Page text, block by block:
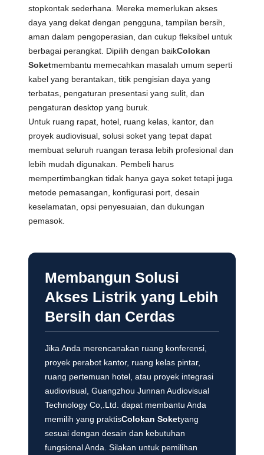
stopkontak sederhana. Mereka memerlukan akses
daya yang dekat dengan pengguna, tampilan bersih,
aman dalam pengoperasian, dan cukup fleksibel untuk
berbagai perangkat. Dipilih dengan baikColokan
Soketmembantu memecahkan masalah umum seperti
kabel yang berantakan, titik pengisian daya yang
terbatas, pengaturan presentasi yang sulit, dan
pengaturan desktop yang buruk.
Untuk ruang rapat, hotel, ruang kelas, kantor, dan
proyek audiovisual, solusi soket yang tepat dapat
membuat seluruh ruangan terasa lebih profesional dan
lebih mudah digunakan. Pembeli harus
mempertimbangkan tidak hanya gaya soket tetapi juga
metode pemasangan, konfigurasi port, desain
keselamatan, opsi penyesuaian, dan dukungan
pemasok.
Membangun Solusi
Akses Listrik yang Lebih
Bersih dan Cerdas
Jika Anda merencanakan ruang konferensi,
proyek perabot kantor, ruang kelas pintar,
ruang pertemuan hotel, atau proyek integrasi
audiovisual, Guangzhou Junnan Audiovisual
Technology Co,.Ltd. dapat membantu Anda
memilih yang praktisColokan Soketyang
sesuai dengan desain dan kebutuhan
fungsional Anda. Silakan untuk pemilihan